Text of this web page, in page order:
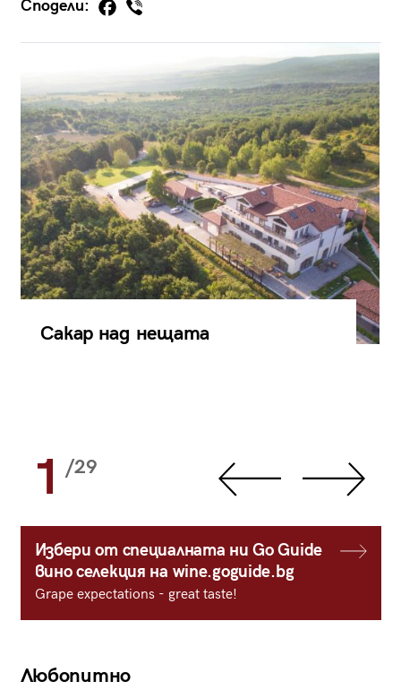
Сподели:
Сакар над нещата
1 /29
Избери от специалната ни Go Guide
вино селекция на wine.goguide.bg
Grape expectations - great taste!
Любопитно